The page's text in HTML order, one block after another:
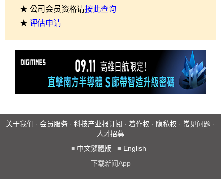
★ 公司会员资格请按此查询
★ 评估申请
关于我们 · 会员服务 · 科技产业报订阅 · 着作权 · 隐私权 · 常见问题 ·
人才招募
■ 中文繁體版 ■ English
下载新闻App